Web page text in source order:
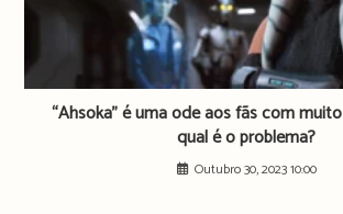
“Ahsoka” é uma ode aos fãs com muito
qual é o problema?
Outubro 30, 2023 10:00